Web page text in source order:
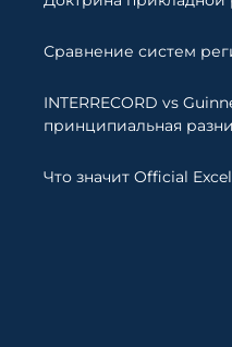
Сравнение систем
INTERRECORD vs
принципиальная
Что значит Official